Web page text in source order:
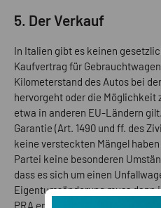
5. Der Verkauf
In Italien gibt es keinen
Kaufvertrag für
Kilometerstand des Autos bei
hervorgeht oder die Möglichkeit
etwa in anderen EU-Ländern
Garantie (Art. 1490 und ff. des
keine versteckten Mängel
Partei keine besonderen
dass es sich um einen
Eigentumsänderung muss dann
PRA erfolgen. Für den